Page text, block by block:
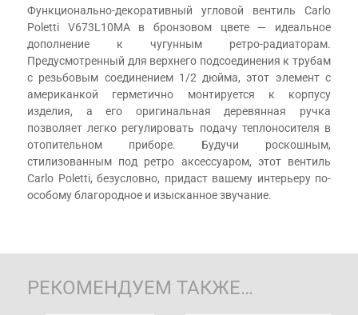
Функционально-декоративный угловой вентиль Carlo
Poletti V673L10MA в бронзовом цвете — идеальное
дополнение к чугунным ретро-радиаторам.
Предусмотренный для верхнего подсоединения к трубам
с резьбовым соединением 1/2 дюйма, этот элемент с
американкой герметично монтируется к корпусу
изделия, а его оригинальная деревянная ручка
позволяет легко регулировать подачу теплоносителя в
отопительном приборе. Будучи роскошным,
стилизованным под ретро аксессуаром, этот вентиль
Carlo Poletti, безусловно, придаст вашему интерьеру по-
особому благородное и изысканное звучание.
РЕКОМЕНДУЕМ ТАКЖЕ…